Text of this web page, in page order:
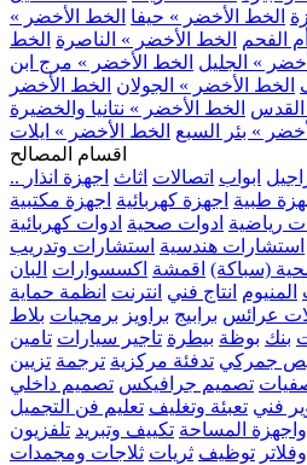
الخط الأخضر » حيفا الخط الأخضر »
الفحم الخط الأخضر » الناصرة الخط
» الجليل الخط الأخضر » مرج ابن
الخط الأخضر » الجولان الخط الأخضر
القدس الخط الأخضر » نتانيا والخضيرة
» بئر السبع الخط الأخضر » ايلات
اقسام المصالح
ابواب اتصالات اثاث اجهزة انذار
طبية اجهزة كهربائية اجهزة مكتبية
رياضية ادوات صحية ادوات كهربائية
استشارات هندسية استشارات وتدريب
(سباكة) اقمشة اكسسوارات البان
المنيوم انتاج فني انترنت انظمة حماية
عرائس برابيج براويز برمجيات بلاط
بنك بوظة بيطرة تاجير سيارات تامين
جمركي تدفئة مركزية ترجمة تزيين
تصميم جرافيكس تصميم داخلي
فني تعبئة وتغليف تعليم فن التجميل
واجهزة المساحة تكييف وتبريد تلفزيون
توظيف ثريات ثلاجات ومجمدات